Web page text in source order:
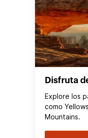
Disfruta
Explore los
como
Mountains.